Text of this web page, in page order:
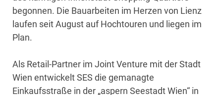
begonnen. Die Bauarbeiten im Herzen von Lienz
laufen seit August auf Hochtouren und liegen im
Plan.
Als Retail-Partner im Joint Venture mit der Stadt
Wien entwickelt SES die gemanagte
Einkaufsstraße in der „aspern Seestadt Wien“ in